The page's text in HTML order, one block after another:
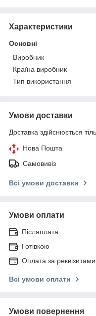
Характеристики
Основні
Виробник
Країна виробник
Тип використання
Умови доставки
Доставка здійснюється
Нова Пошта
Самовивіз
Всі умови доставки
Умови оплати
Післяплата
Готівкою
Оплата за реквізитами
Всі умови оплати
Умови повернення